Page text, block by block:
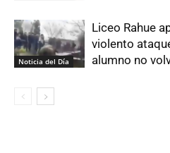
Noticia del Día
Liceo Rahue
violento
alumno no